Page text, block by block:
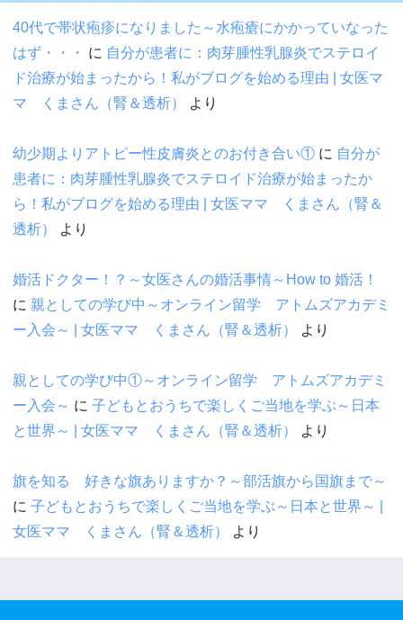
40代で帯状疱疹になりました～水疱瘡にかかっていなった
はず・・・
に 自分が患者に：肉芽腫性乳腺炎でステロイ
ド治療が始まったから！私がブログを始める理由 | 女医マ
マ くまさん（腎＆透析）
より
幼少期よりアトピー性皮膚炎とのお付き合い① に 自分が
患者に：肉芽腫性乳腺炎でステロイド治療が始まったか
ら！私がブログを始める理由 | 女医ママ くまさん（腎＆
透析）
より
婚活ドクター！？～女医さんの婚活事情～How to 婚活！
に 親としての学び中～オンライン留学 アトムズアカデミ
ー入会～ | 女医ママ くまさん（腎＆透析）
より
親としての学び中①～オンライン留学 アトムズアカデミ
ー入会～ に 子どもとおうちで楽しくご当地を学ぶ～日本
と世界～ | 女医ママ くまさん（腎＆透析）
より
旗を知る 好きな旗ありますか？～部活旗から国旗まで～
に 子どもとおうちで楽しくご当地を学ぶ～日本と世界～ |
女医ママ くまさん（腎＆透析）
より